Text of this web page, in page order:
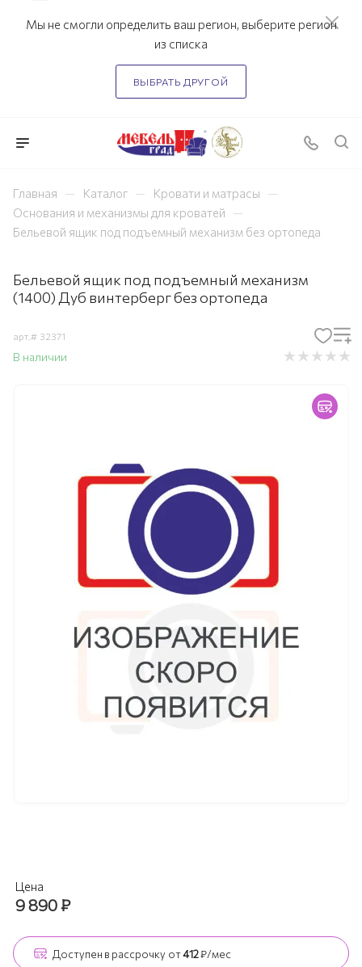
Мы не смогли определить ваш регион, выберите регион
из списка
ВЫБРАТЬ ДРУГОЙ
Главная — Каталог — Кровати и матрасы —
Основания и механизмы для кроватей —
Бельевой ящик под подъемный механизм без ортопеда
Бельевой ящик под подъемный механизм
(1400) Дуб винтерберг без ортопеда
арт.# 32371
В наличии
Цена
9 890₽
Доступен в рассрочку от412₽/мес